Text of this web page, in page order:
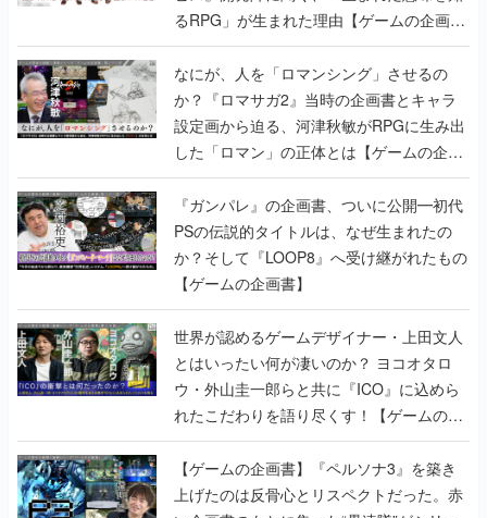
か？『ロマサガ2』当時の企画書とキャラ
設定画から迫る、河津秋敏がRPGに生み出
した「ロマン」の正体とは【ゲームの企画
書】
『ガンパレ』の企画書、ついに公開━初代
PSの伝説的タイトルは、なぜ生まれたの
か？そして『LOOP8』へ受け継がれたもの
【ゲームの企画書】
世界が認めるゲームデザイナー・上田文人
とはいったい何が凄いのか？ ヨコオタロ
ウ・外山圭一郎らと共に『ICO』に込めら
れたこだわりを語り尽くす！【ゲームの企
画書】
【ゲームの企画書】『ペルソナ3』を築き
上げたのは反骨心とリスペクトだった。赤
い企画書のもとに集った“愚連隊”がシリー
ズを生まれ変わらせるまで【橋野桂インタ
ビュー】
ゲームの企画書の記事一覧